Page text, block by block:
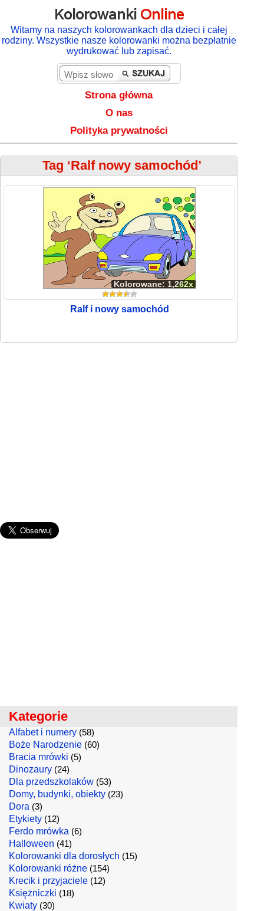
Kolorowanki Online
Witamy na naszych kolorowankach dla dzieci i całej
rodziny. Wszystkie nasze kolorowanki można bezpłatnie
wydrukować lub zapisać.
Strona główna
O nas
Polityka prywatności
Tag ‘Ralf nowy samochód’
Kolorowane: 1,262x
Ralf i nowy samochód
Kategorie
Alfabet i numery (58)
Boże Narodzenie (60)
Bracia mrówki (5)
Dinozaury (24)
Dla przedszkolaków (53)
Domy, budynki, obiekty (23)
Dora (3)
Etykiety (12)
Ferdo mrówka (6)
Halloween (41)
Kolorowanki dla dorosłych (15)
Kolorowanki różne (154)
Krecik i przyjaciele (12)
Księżniczki (18)
Kwiaty (30)